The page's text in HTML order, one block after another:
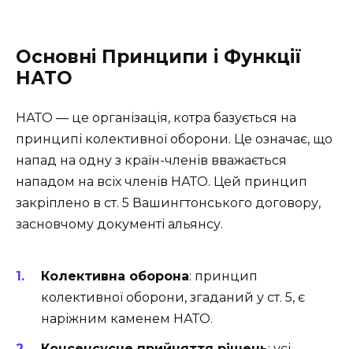
Основні Принципи і Функції
НАТО
НАТО — це організація, котра базується на
принципі колективної оборони. Це означає, що
напад на одну з країн-членів вважається
нападом на всіх членів НАТО. Цей принцип
закріплено в ст. 5 Вашингтонського договору,
засновчому документі альянсу.
Колективна оборона: принцип
колективної оборони, згаданий у ст. 5, є
наріжним каменем НАТО.